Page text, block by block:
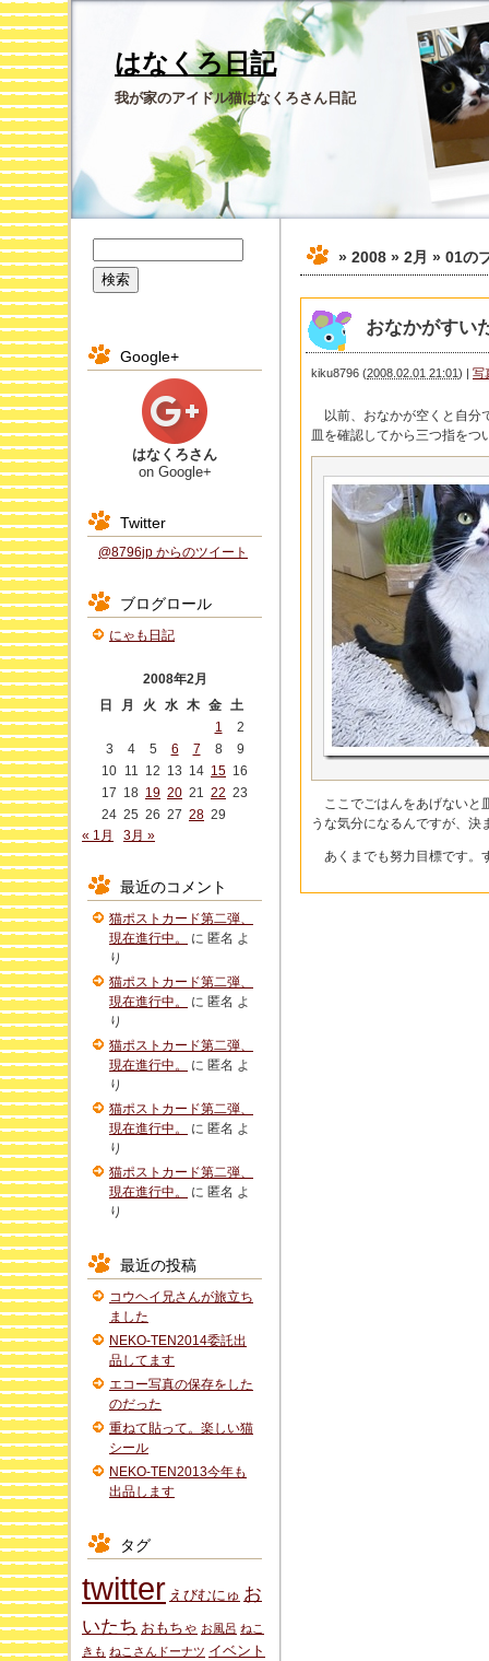
はなくろ日記
我が家のアイドル猫はなくろさん日記
» 2008 » 2月 » 01の
おなかがすい
kiku8796 (2008.02.01 21:01) | 写
以前、おなかが空くと自分
皿を確認してから三つ指を
ここでごはんをあげないと
うな気分になるんですが、決
あくまでも努力目標です。
Google+
はなくろさん
on Google+
Twitter
@8796jp からのツイート
ブログロール
にゃも日記
2008年2月
日
月 火 水 木 金 土
1
2
3
4 5 6 7 8
9
10 11 12 13 14 15 16
17 18 19 20 21 22 23
24 25 26 27 28 29
« 1月
3月 »
最近のコメント
猫ポストカード第二弾、
現在進行中。
に 匿名 よ
り
猫ポストカード第二弾、
現在進行中。
に 匿名 よ
り
猫ポストカード第二弾、
現在進行中。
に 匿名 よ
り
猫ポストカード第二弾、
現在進行中。
に 匿名 よ
り
猫ポストカード第二弾、
現在進行中。
に 匿名 よ
り
最近の投稿
コウヘイ兄さんが旅立ち
ました
NEKO-TEN2014委託出
品してます
エコー写真の保存をした
のだった
重ねて貼って。楽しい猫
シール
NEKO-TEN2013今年も
出品します
タグ
twitter えびむにゅ お
いたち おもちゃ お風呂 ねこ
きも ねこさんドーナツ イベント